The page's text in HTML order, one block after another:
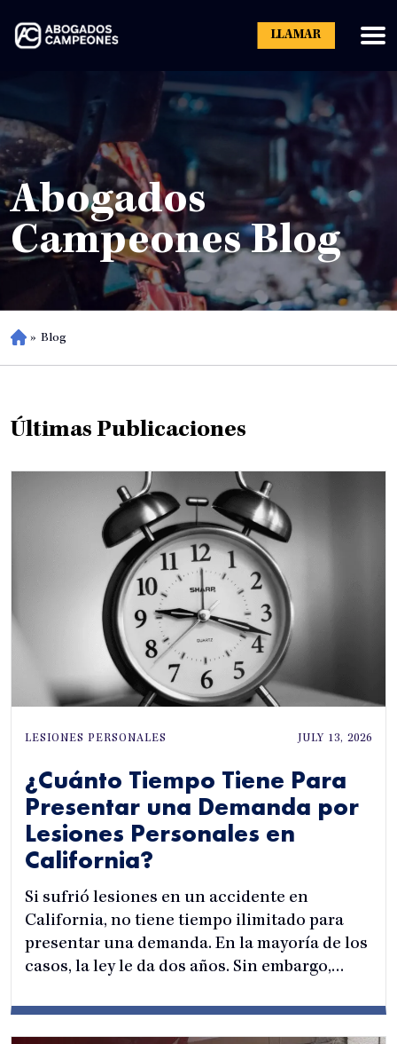
LLAMAR
Abogados
Campeones Blog
H
» Blog
Últimas Publicaciones
LESIONES PERSONALES JULY 13, 2026
¿Cuánto Tiempo Tiene Para
Presentar una Demanda por
Lesiones Personales en
California?
Si sufrió lesiones en un accidente en
California, no tiene tiempo ilimitado para
presentar una demanda. En la mayoría de los
casos, la ley le da dos años. Sin embargo,…